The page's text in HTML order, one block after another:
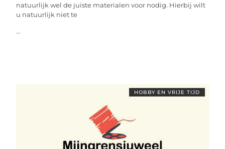
natuurlijk wel de juiste materialen voor nodig. Hierbij wilt
u natuurlijk niet te
...
HOBBY EN VRIJE TIJD